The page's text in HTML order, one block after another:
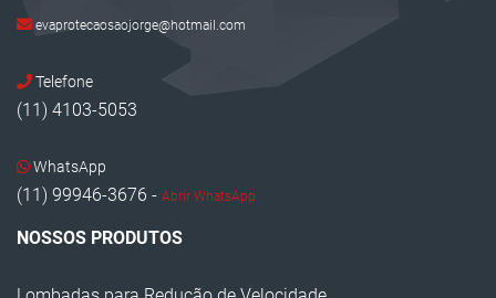
Cantoneira Zebrada EVA
Limitador de Vagas
evaprotecaosaojorge@hotmail.com
Telefone
(11) 4103-5053
WhatsApp
(11) 99946-3676 - Abrir WhatsApp
NOSSOS PRODUTOS